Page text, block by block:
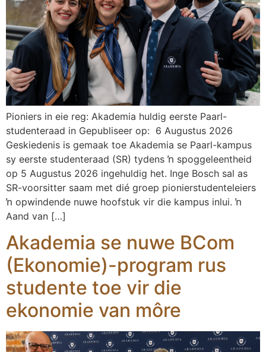
Pioniers in eie reg: Akademia huldig eerste Paarl-
studenteraad in Gepubliseer op: 6 Augustus 2026
Geskiedenis is gemaak toe Akademia se Paarl-kampus
sy eerste studenteraad (SR) tydens ŉ spoggeleentheid
op 5 Augustus 2026 ingehuldig het. Inge Bosch sal as
SR-voorsitter saam met dié groep pionierstudenteleiers
ŉ opwindende nuwe hoofstuk vir die kampus inlui. ŉ
Aand van […]
Akademia se nuwe BCom
(Ekonomie)-program rus
studente toe vir die
ekonomie van môre